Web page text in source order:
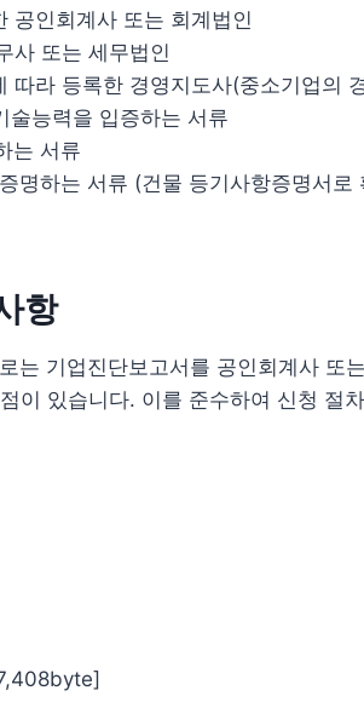
인회계사 또는 회계법인
사 또는 세무법인
라 등록한 경영지도사(중소기업의
능력을 입증하는 서류
는 서류
하는 서류 (건물 등기사항증명서로
항
는 기업진단보고서를 공인회계사 또
이 있습니다. 이를 준수하여 신청 절